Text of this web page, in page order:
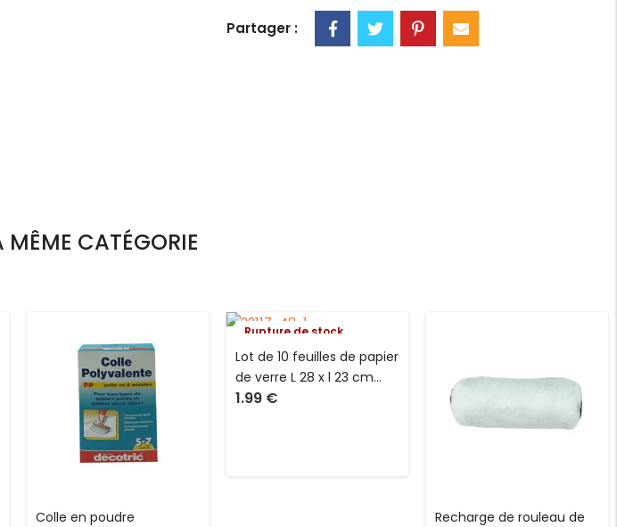
Partager :
MÊME CATÉGORIE
Colle en poudre
Rupture de stock
Lot de 10 feuilles de papier
de verre L 28 x l 23 cm
avec différents grains
1.99 €
Recharge de rouleau de